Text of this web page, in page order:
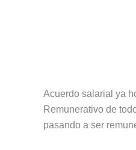
Acuerdo salarial ya
Remunerativo de
pasando a ser